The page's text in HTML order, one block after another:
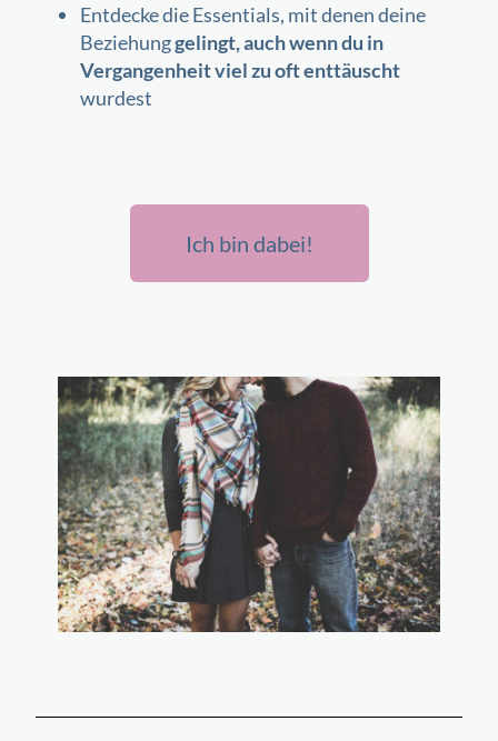
Entdecke die Essentials, mit denen deine
Beziehunggelingt, auch wenn du in
Vergangenheit viel zu oft enttäuscht
wurdest
Ich bin dabei!